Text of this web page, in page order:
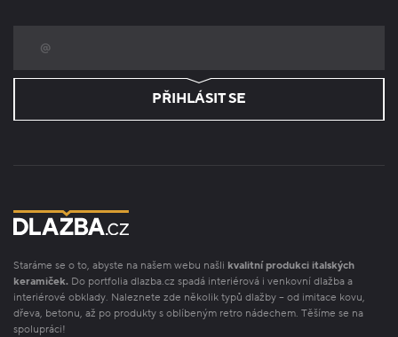
PŘIHLÁSIT SE
Staráme se o to, abyste na našem webu našli kvalitní produkci italských
keramiček. Do portfolia dlazba.cz spadá interiérová i venkovní dlažba a
interiérové obklady. Naleznete zde několik typů dlažby – od imitace kovu,
dřeva, betonu, až po produkty s oblíbeným retro nádechem. Těšíme se na
spolupráci!